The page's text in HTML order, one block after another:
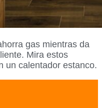
gas mientras da
Mira estos
un calentador estanco.